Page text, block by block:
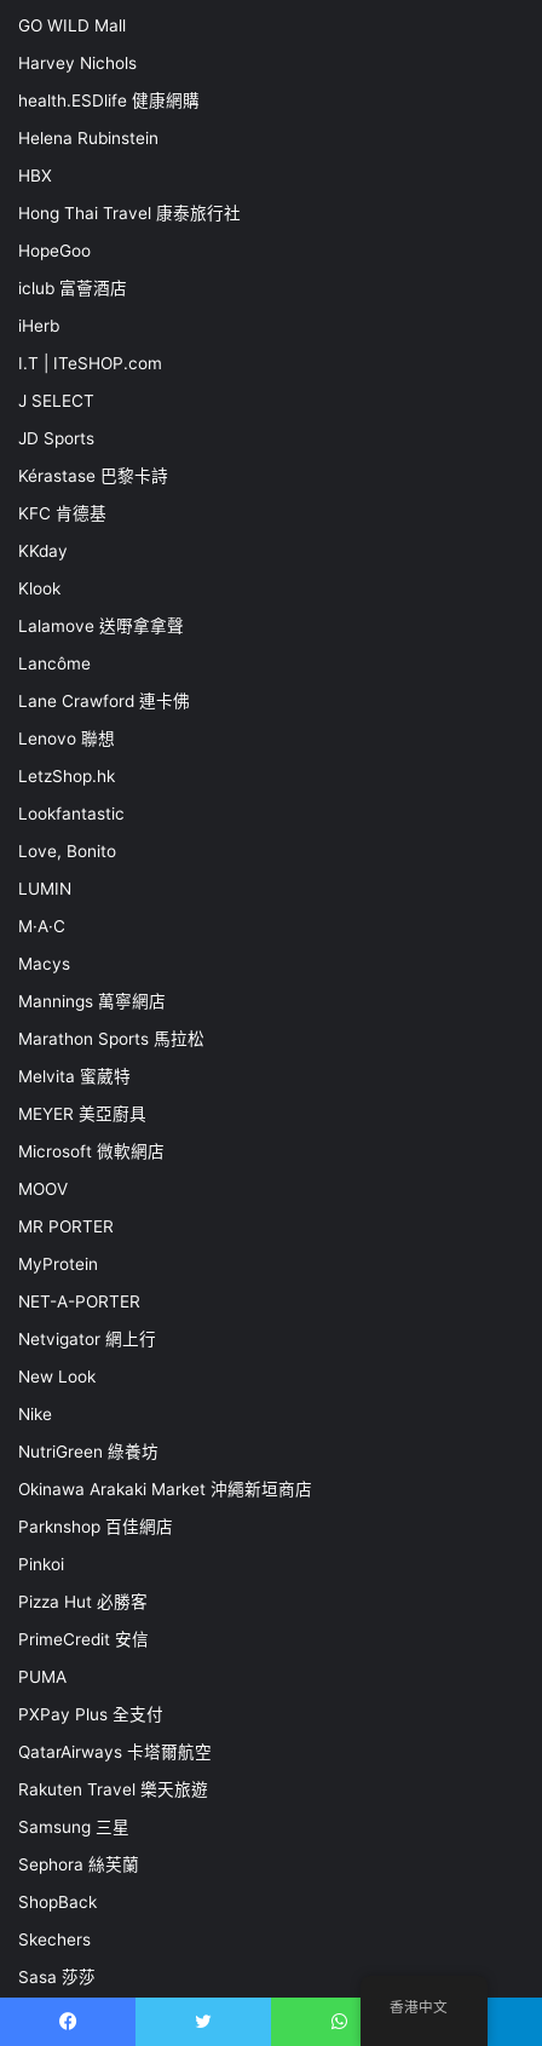
GO WILD Mall
Harvey Nichols
health.ESDlife 健康網購
Helena Rubinstein
HBX
Hong Thai Travel 康泰旅行社
HopeGoo
iclub 富薈酒店
iHerb
I.T | ITeSHOP.com
J SELECT
JD Sports
Kérastase 巴黎卡詩
KFC 肯德基
KKday
Klook
Lalamove 送嘢拿拿聲
Lancôme
Lane Crawford 連卡佛
Lenovo 聯想
LetzShop.hk
Lookfantastic
Love, Bonito
LUMIN
M·A·C
Macys
Mannings 萬寧網店
Marathon Sports 馬拉松
Melvita 蜜葳特
MEYER 美亞廚具
Microsoft 微軟網店
MOOV
MR PORTER
MyProtein
NET-A-PORTER
Netvigator 網上行
New Look
Nike
NutriGreen 綠養坊
Okinawa Arakaki Market 沖繩新垣商店
Parknshop 百佳網店
Pinkoi
Pizza Hut 必勝客
PrimeCredit 安信
PUMA
PXPay Plus 全支付
QatarAirways 卡塔爾航空
Rakuten Travel 樂天旅遊
Samsung 三星
Sephora 絲芙蘭
ShopBack
Skechers
Sasa 莎莎
SmarTone Home 數碼通
香港中文